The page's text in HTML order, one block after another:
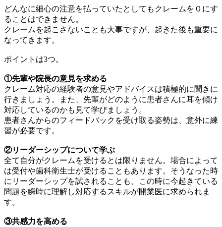
どんなに細心の注意を払っていたとしてもクレームを０にす
ることはできません。
クレームを起こさないことも大事ですが、起きた後も重要に
なってきます。
ポイントは3つ。
①先輩や院長の意見を求める
クレーム対応の経験者の意見やアドバイスは積極的に聞きに
行きましょう。また、先輩がどのように患者さんに耳を傾け
対応しているのかも見て学びましょう。
患者さんからのフィードバックを受け取る姿勢は、意外に練
習が必要です。
②リーダーシップについて学ぶ
全て自分がクレームを受けるとは限りません。場合によって
は受付や歯科衛生士が受けることもあります。そうなった時
にリーダーシップを試されることも。この時に今起きている
問題を瞬時に理解し対応するスキルが開業医に求められま
す。
③共感力を高める